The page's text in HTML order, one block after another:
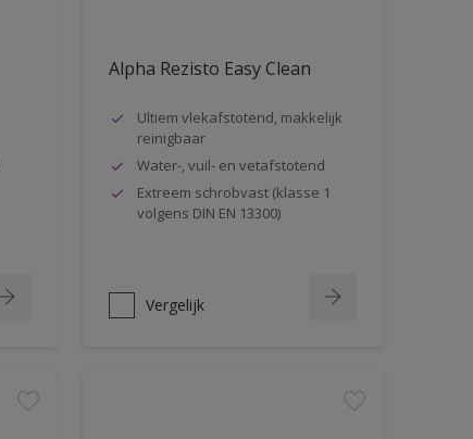
Alpha Rezisto Easy Clean
Ultiem vlekafstotend, makkelijk
reinigbaar
Water-, vuil- en vetafstotend
Extreem schrobvast (klasse 1
volgens DIN EN 13300)
Vergelijk